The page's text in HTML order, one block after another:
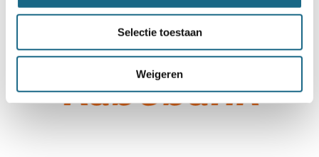
Selectie toestaan
Weigeren